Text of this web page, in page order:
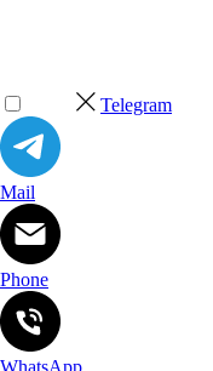
Telegram
Mail
Phone
WhatsApp